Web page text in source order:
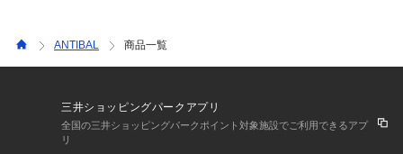
ANTIBAL 商品一覧
三井ショッピングパークアプリ
全国の三井ショッピングパークポイント対象施設でご利用できるアプ
リ